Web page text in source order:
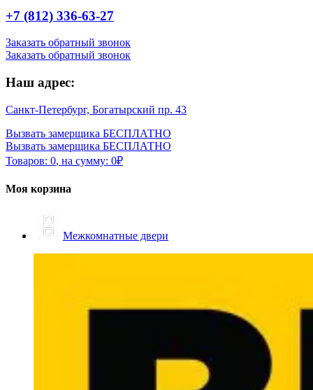
+7 (812) 336-63-27
Заказать обратный звонок
Заказать обратный звонок
Наш адрес:
Санкт-Петербург, Богатырский пр. 43
Вызвать замерщика БЕСПЛАТНО
Вызвать замерщика БЕСПЛАТНО
Товаров: 0, на сумму: 0₽
Моя корзина
Межкомнатные двери